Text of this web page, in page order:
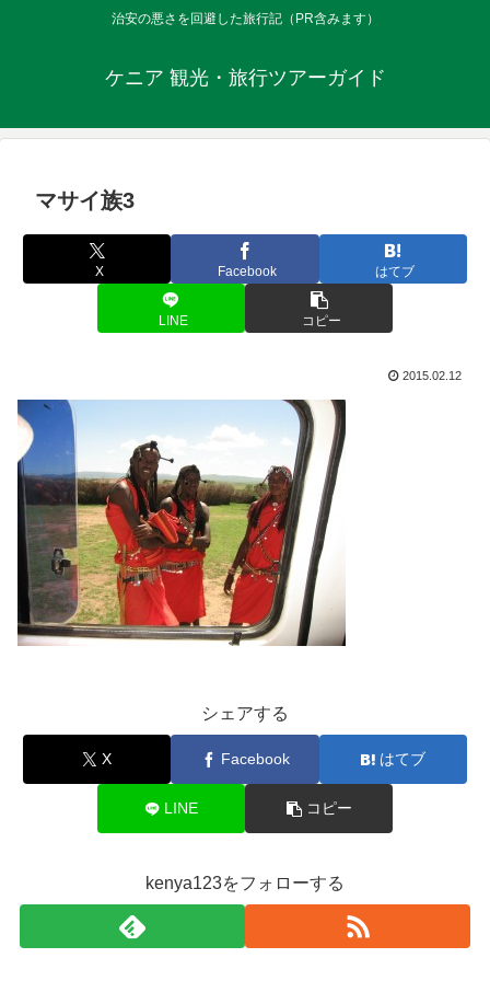
治安の悪さを回避した旅行記（PR含みます）
ケニア 観光・旅行ツアーガイド
マサイ族3
X Facebook はてブ
LINE コピー
2015.02.12
シェアする
X Facebook はてブ
LINE コピー
kenya123をフォローする